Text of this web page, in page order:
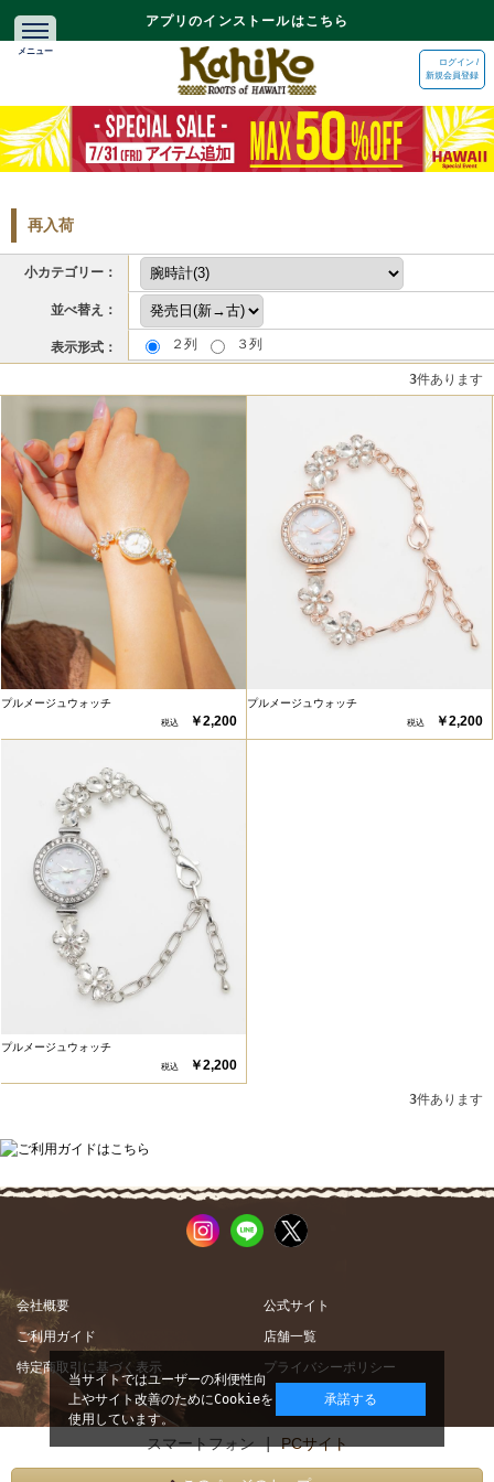
アプリのインストールはこちら
ログイン /
新規会員登録
再入荷
小カテゴリー：
並べ替え：
表示形式： ２列 ３列
3件あります
プルメージュウォッチ
￥2,200
プルメージュウォッチ
￥2,200
プルメージュウォッチ
￥2,200
3件あります
会社概要
公式サイト
ご利用ガイド
店舗一覧
特定商取引に基づく表示
プライバシーポリシー
スマートフォン |PCサイト
当サイトではユーザーの利便性向
上やサイト改善のためにCookieを
使用しています。
承諾する